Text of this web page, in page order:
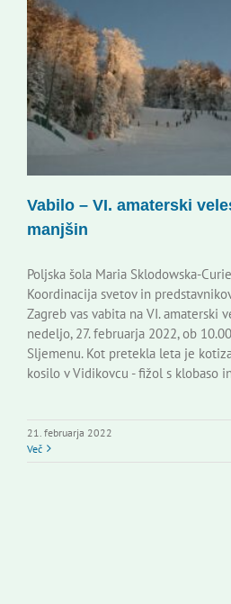
Vabilo – VI. amaterski
manjšin
Poljska šola Maria Sklodowska-
Koordinacija svetov in
Zagreb vas vabita na VI. amaterski
nedeljo, 27. februarja 2022, ob
Sljemenu. Kot pretekla leta je
kosilo v Vidikovcu - fižol s klobaso
21. februarja 2022
Več